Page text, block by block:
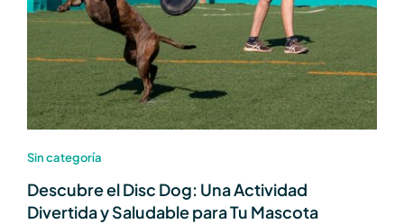
Sin categoría
Descubre el Disc Dog: Una Actividad
Divertida y Saludable para Tu Mascota